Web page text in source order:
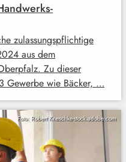
zulassungspflichtige
aus dem
Zu dieser
Gewerbe wie Bäcker, …
Foto: Robert Kneschke-stock.adobe.com